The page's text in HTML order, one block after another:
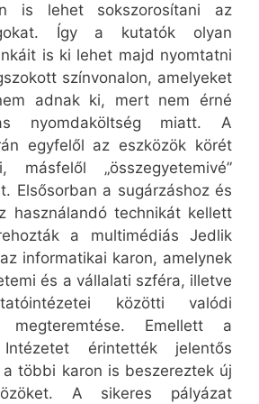
is lehet sokszorosítani az
Így a kutatók olyan
is ki lehet majd nyomtatni
színvonalon, amelyeket
adnak ki, mert nem érné
nyomdaköltség miatt. A
egyfelől az eszközök körét
másfelől „összegyetemivé”
Elsősorban a sugárzáshoz és
használandó technikát kellett
a multimédiás Jedlik
informatikai karon, amelynek
és a vállalati szféra, illetve
közötti valódi
megteremtése. Emellett a
Intézetet érintették jelentős
többi karon is beszereztek új
A sikeres pályázat